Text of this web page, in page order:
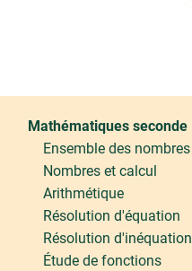
Mathématiques seconde
Ensemble des nombres
Nombres et calcul
Arithmétique
Résolution d'équation
Résolution d'inéquation
Étude de fonctions